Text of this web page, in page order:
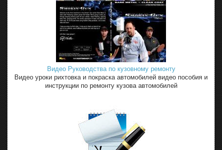
Видео Руководства по кузовному ремонту
Видео уроки рихтовка и покраска автомобилей видео пособия и
инструкции по ремонту кузова автомобилей